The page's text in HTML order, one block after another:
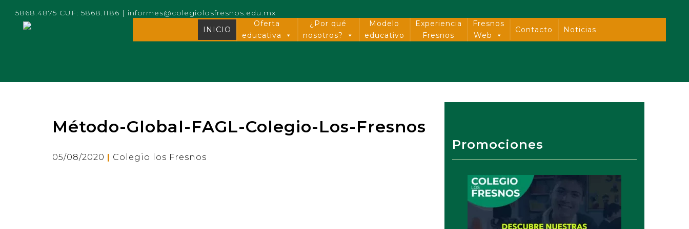
5868.4875 CUF: 5868.1186 | informes@colegiolosfresnos.edu.mx
INICIO
Oferta
educativa
¿Por qué
nosotros?
Modelo
educativo
Experiencia
Fresnos
Fresnos
Web
Contacto Noticias
Método-Global-FAGL-Colegio-Los-Fresnos
05/08/2020 | Colegio los Fresnos
Promociones